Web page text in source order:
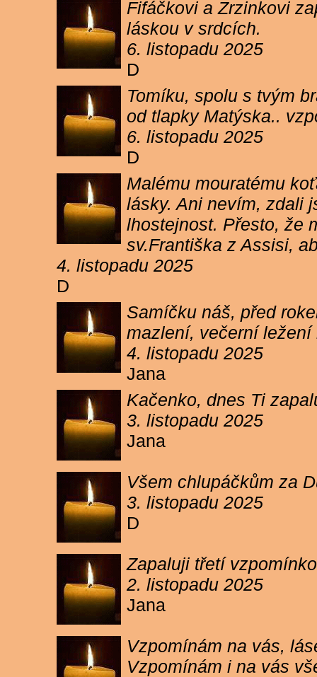
Fifáčkovi a Zrzinkovi
láskou v srdcích.
6. listopadu 2025
D
Tomíku, spolu s tvým
od tlapky Matýska..
6. listopadu 2025
D
Malému mouratému
lásky. Ani nevím, zdali
lhostejnost. Přesto, že
sv.Františka z Assisi,
4. listopadu 2025
D
Samíčku náš, před
mazlení, večerní
4. listopadu 2025
Jana
Kačenko, dnes Ti
3. listopadu 2025
Jana
Všem chlupáčkům za
3. listopadu 2025
D
Zapaluji třetí
2. listopadu 2025
Jana
Vzpomínám na vás,
Vzpomínám i na vás